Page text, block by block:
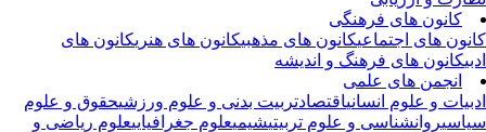
کانون های فرهنگی
های اجتماعیکانون های مذهبیکانون های هنریکانون های
کانون های فرهنگ و اندیشه
انجمن های علمی
و علوم انسانیاقتصادتربیت بدنی و علوم ورزشیحقوق و علوم
روانشناسی و علوم تربیتیشیمیعلوم جغرافیاییعلوم ریاضی و